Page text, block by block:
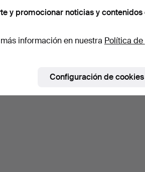
y promocionar noticias y
información en nuestra Política
Configuración de cookies